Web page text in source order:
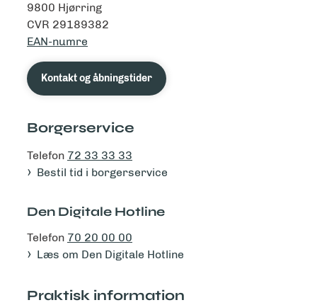
9800 Hjørring
CVR 29189382
EAN-numre
Kontakt og åbningstider
Borgerservice
Telefon 72 33 33 33
Bestil tid i borgerservice
Den Digitale Hotline
Telefon 70 20 00 00
Læs om Den Digitale Hotline
Praktisk information